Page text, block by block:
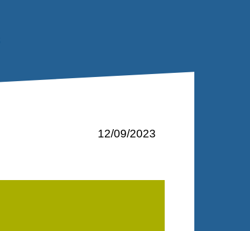
12/09/2023